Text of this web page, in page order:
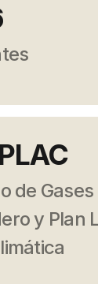
de
y Plan